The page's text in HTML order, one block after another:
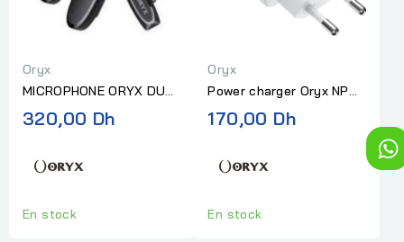
Oryx
MICROPHONE ORYX DUO
TYPE C
320,00 Dh
En stock
Oryx
Power charger Oryx NPC-
120, port Type-c, fast
charge 20W
170,00 Dh
En stock